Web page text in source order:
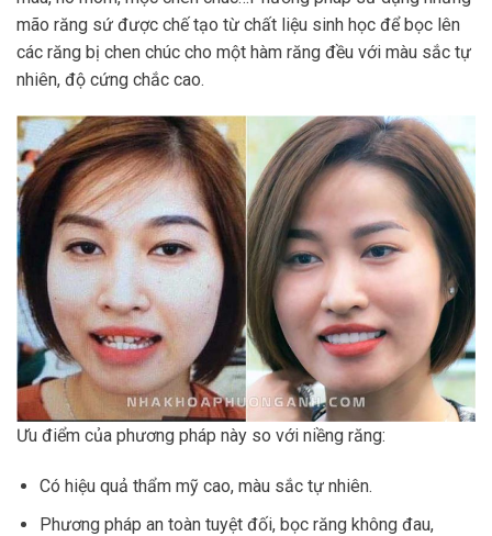
mão răng sứ được chế tạo từ chất liệu sinh học để bọc lên
các răng bị chen chúc cho một hàm răng đều với màu sắc tự
nhiên, độ cứng chắc cao.
Ưu điểm của phương pháp này so với niềng răng:
Có hiệu quả thẩm mỹ cao, màu sắc tự nhiên.
Phương pháp an toàn tuyệt đối, bọc răng không đau,